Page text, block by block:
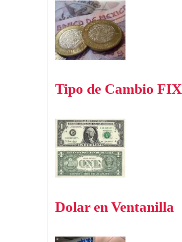
Tipo de Cambio FIX
Dolar en Ventanilla